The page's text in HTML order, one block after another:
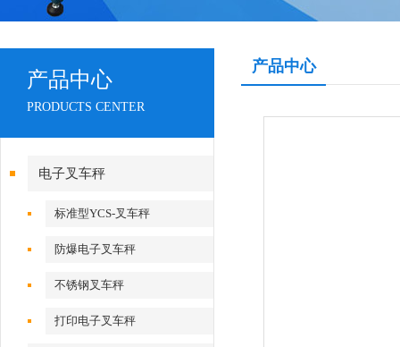
产品中心
PRODUCTS CENTER
电子叉车秤
标准型YCS-叉车秤
防爆电子叉车秤
不锈钢叉车秤
打印电子叉车秤
产品中心